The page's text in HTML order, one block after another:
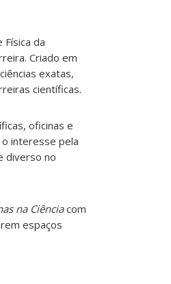
da
Criado em
exatas,
científicas.
oficinas e
interesse pela
diverso no
na Ciênciacom
espaços